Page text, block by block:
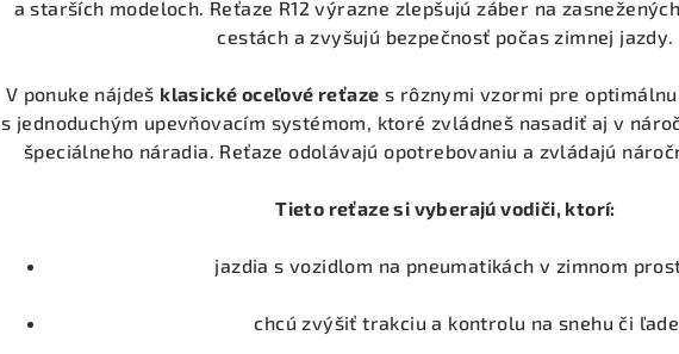
a starších modeloch. Reťaze R12 výrazne zlepšujú záber na
cestách a zvyšujú bezpečnosť počas zimnej jazdy.
V ponuke nájdeš klasické oceľové reťaze s rôznymi vzormi pre
s jednoduchým upevňovacím systémom, ktoré zvládneš nasadiť aj v
špeciálneho náradia. Reťaze odolávajú opotrebovaniu a zvládajú
Tieto reťaze si vyberajú vodiči, ktorí:
jazdia s vozidlom na pneumatikách v zimnom
chcú zvýšiť trakciu a kontrolu na snehu či